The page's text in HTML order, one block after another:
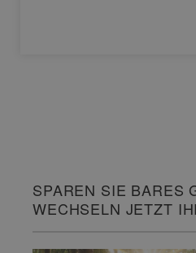
SPAREN SIE BARES
WECHSELN JETZT